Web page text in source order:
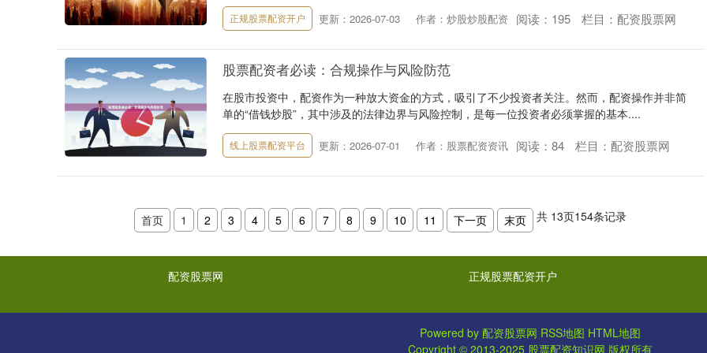
正规股票配资开户 更新：2026-07-03 作者：炒股炒股配资 阅读： 195 栏目： 配资股票网
股票配资者必读：合规操作与风险防范
在股市投资中，配资作为一种放大资金的方式，吸引了不少投资者关注。然而，配资操作并非简
单的“借钱炒股”，其中涉及的法律边界与风险控制，是每一位投资者必须掌握的基本....
线上股票配资平台 更新：2026-07-01 作者：股票配资资讯 阅读： 84 栏目： 配资股票网
首页 1 2 3 4 5 6 7 8 9 10 11 下一页 末页 共 13页154条记录
配资股票网 正规股票配资开户
Powered by 配资股票网 RSS地图 HTML地图
Copyright © 2013-2025 股票配资知识网 版权所有